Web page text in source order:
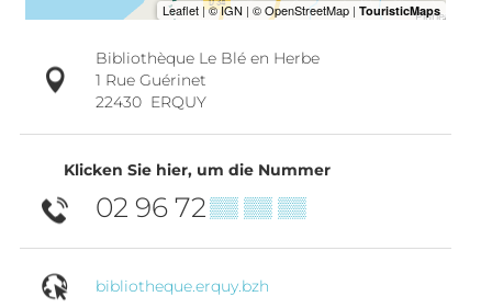
Bibliothèque Le Blé en Herbe
1 Rue Guérinet
22430 ERQUY
Klicken Sie hier, um die Nummer
02 96 72▒▒ ▒▒ ▒▒
bibliotheque.erquy.bzh